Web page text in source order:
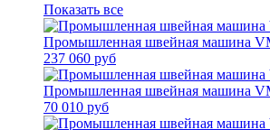
Показать все
Промышленная швейная машина
237 060 руб
Промышленная швейная машина
70 010 руб